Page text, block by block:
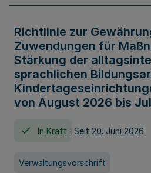
Richtlinie zur
Zuwendungen für
Stärkung der
sprachlichen
von August 2026 bis
In Kraft Seit 20. Juni 2026
Verwaltungsvorschrift